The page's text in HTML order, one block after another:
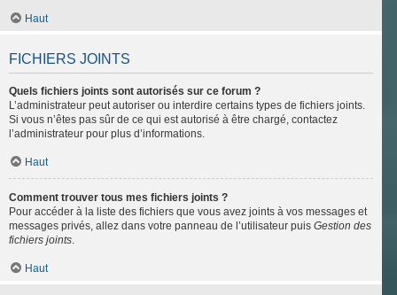
Haut
FICHIERS JOINTS
Quels fichiers joints sont autorisés sur ce forum ?
L’administrateur peut autoriser ou interdire certains types de fichiers joints.
Si vous n’êtes pas sûr de ce qui est autorisé à être chargé, contactez
l’administrateur pour plus d’informations.
Haut
Comment trouver tous mes fichiers joints ?
Pour accéder à la liste des fichiers que vous avez joints à vos messages et
messages privés, allez dans votre panneau de l’utilisateur puis Gestion des
fichiers joints.
Haut